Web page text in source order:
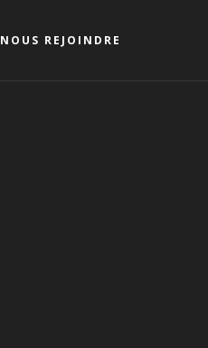
NOUS REJOINDRE